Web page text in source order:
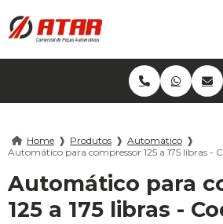
Home ❱ Produtos ❱ Automático ❱
Automático para compressor 125 a 175 libras -
Automático para
125 a 175 libras -